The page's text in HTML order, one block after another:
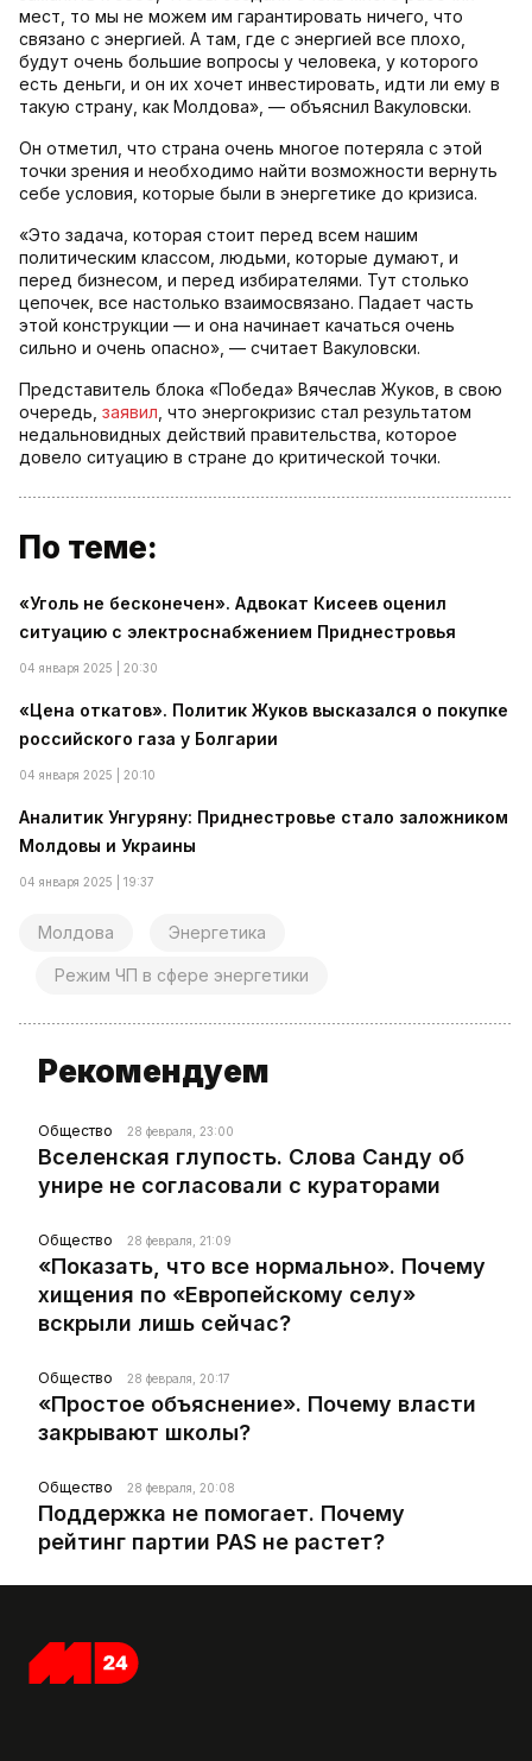
мест, то мы не можем им гарантировать ничего, что
связано с энергией. А там, где с энергией все плохо,
будут очень большие вопросы у человека, у которого
есть деньги, и он их хочет инвестировать, идти ли ему в
такую страну, как Молдова», — объяснил Вакуловски.
Он отметил, что страна очень многое потеряла с этой
точки зрения и необходимо найти возможности вернуть
себе условия, которые были в энергетике до кризиса.
«Это задача, которая стоит перед всем нашим
политическим классом, людьми, которые думают, и
перед бизнесом, и перед избирателями. Тут столько
цепочек, все настолько взаимосвязано. Падает часть
этой конструкции — и она начинает качаться очень
сильно и очень опасно», — считает Вакуловски.
Представитель блока «Победа» Вячеслав Жуков, в свою
очередь, заявил , что энергокризис стал результатом
недальновидных действий правительства, которое
довело ситуацию в стране до критической точки.
По теме:
«Уголь не бесконечен». Адвокат Кисеев оценил
ситуацию с электроснабжением Приднестровья
04 января 2025 | 20:30
«Цена откатов». Политик Жуков высказался о покупке
российского газа у Болгарии
04 января 2025 | 20:10
Аналитик Унгуряну: Приднестровье стало заложником
Молдовы и Украины
04 января 2025 | 19:37
Молдова Энергетика
Режим ЧП в сфере энергетики
Рекомендуем
Общество 28 февраля, 23:00
Вселенская глупость. Слова Санду об
унире не согласовали с кураторами
Общество 28 февраля, 21:09
«Показать, что все нормально». Почему
хищения по «Европейскому селу»
вскрыли лишь сейчас?
Общество 28 февраля, 20:17
«Простое объяснение». Почему власти
закрывают школы?
Общество 28 февраля, 20:08
Поддержка не помогает. Почему
рейтинг партии PAS не растет?